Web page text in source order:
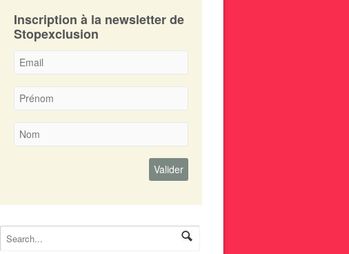
Inscription à la newsletter de
Stopexclusion